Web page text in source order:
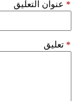
عنوان التعليق *
تعليق *